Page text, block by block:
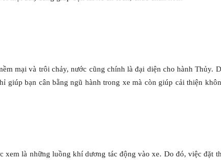
mại và trôi chảy, nước cũng chính là đại diện cho hành Thủy.
giúp bạn cân bằng ngũ hành trong xe mà còn giúp cải thiện
xem là những luồng khí dương tác động vào xe. Do đó, việc đặt